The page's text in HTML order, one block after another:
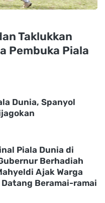
Taklukkan
Pembuka Piala
Dunia, Spanyol
Piala Dunia di
Berhadiah
Ajak Warga
Beramai-ramai